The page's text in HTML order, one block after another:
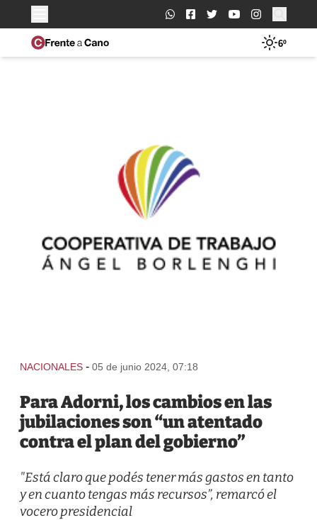
Buscar:
6º
NACIONALES - 05 de junio 2024, 07:18
Para Adorni, los cambios en las
jubilaciones son “un atentado
contra el plan del gobierno”
"Está claro que podés tener más gastos en tanto
y en cuanto tengas más recursos”, remarcó el
vocero presidencial